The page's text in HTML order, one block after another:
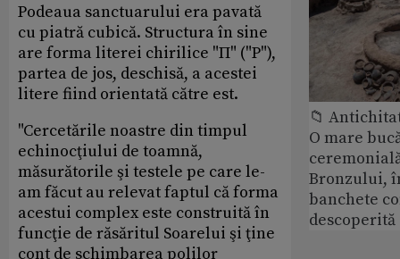
Podeaua sanctuarului era pavată
cu piatră cubică. Structura în sine
are forma literei chirilice "П" ("P"),
partea de jos, deschisă, a acestei
litere fiind orientată către est.
"Cercetările noastre din timpul
echinocţiului de toamnă,
măsurătorile şi testele pe care le-
am făcut au relevat faptul că forma
acestui complex este construită în
funcţie de răsăritul Soarelui şi ţine
cont de schimbarea polilor
📁
O mare
Bronzului,
banchete